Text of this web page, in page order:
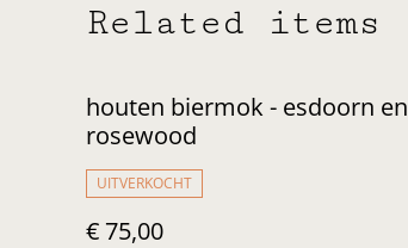
Related items
houten biermok - esdoorn en
rosewood
UITVERKOCHT
€ 75,00